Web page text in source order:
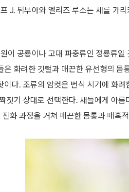
J. 뒤부아와 엘리즈 루소는 새를 가
이 공룡이나 고대 파충류인 정룡류
은 화려한 깃털과 매끈한 유선형의 몸
이다. 조류의 암컷은 번식 시기에 화
짓기 상대로 선택한다. 새들에게 아
화 과정을 거쳐 매끈한 몸통과 매혹